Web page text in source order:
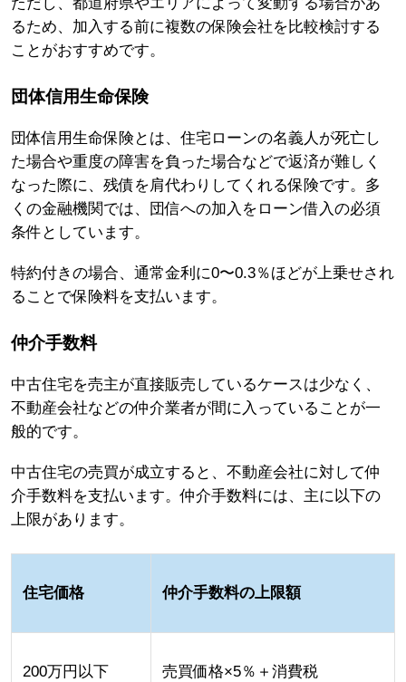
るため、加入する前に複数の保険会社を比較検討する
ことがおすすめです。
団体信用生命保険
団体信用生命保険とは、住宅ローンの名義人が死亡し
た場合や重度の障害を負った場合などで返済が難しく
なった際に、残債を肩代わりしてくれる保険です。多
くの金融機関では、団信への加入をローン借入の必須
条件としています。
特約付きの場合、通常金利に0〜0.3％ほどが上乗せされ
ることで保険料を支払います。
仲介手数料
中古住宅を売主が直接販売しているケースは少なく、
不動産会社などの仲介業者が間に入っていることが一
般的です。
中古住宅の売買が成立すると、不動産会社に対して仲
介手数料を支払います。仲介手数料には、主に以下の
上限があります。
住宅価格 仲介手数料の上限額
200万円以下 売買価格×5％＋消費税